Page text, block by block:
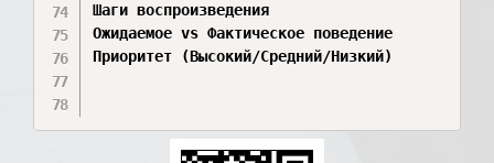
Шаги воспроизведения
Ожидаемое vs Фактическое поведение
Приоритет (Высокий/Средний/Низкий)